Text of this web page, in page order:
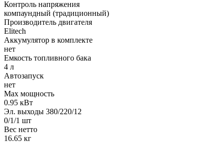
Контроль напряжения
компаундный (традиционный)
Производитель двигателя
Elitech
Аккумулятор в комплекте
нет
Емкость топливного бака
4 л
Автозапуск
нет
Max мощность
0.95 кВт
Эл. выходы 380/220/12
0/1/1 шт
Вес нетто
16.65 кг